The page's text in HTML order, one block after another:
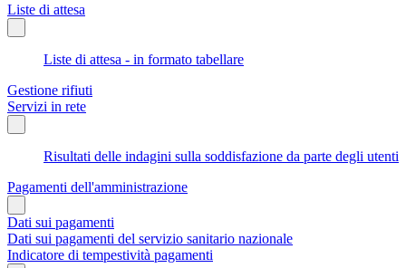
Liste di attesa
Liste di attesa - in formato tabellare
Gestione rifiuti
Servizi in rete
Risultati delle indagini sulla soddisfazione da parte degli utenti
Pagamenti dell'amministrazione
Dati sui pagamenti
Dati sui pagamenti del servizio sanitario nazionale
Indicatore di tempestività pagamenti